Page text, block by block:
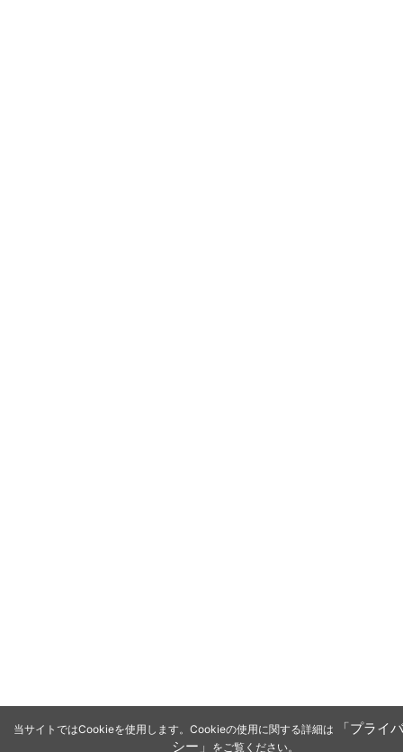
当サイトではCookieを使用します。Cookieの使用に関する詳細は
「プライ
シー」
をご覧ください。